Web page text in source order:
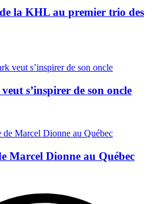
la KHL au premier trio des
s’inspirer de son oncle
Marcel Dionne au Québec